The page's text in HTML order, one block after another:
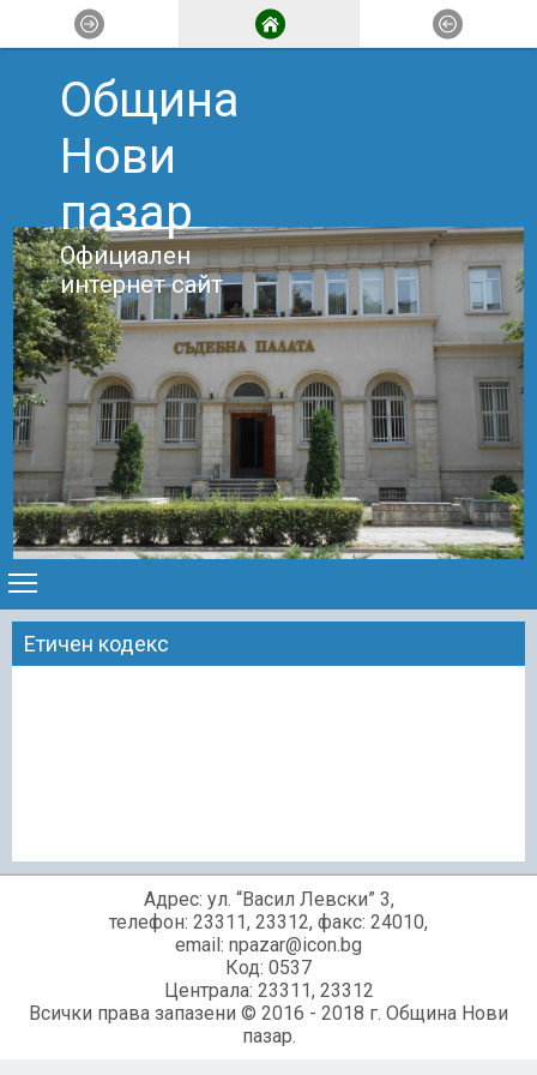
Община
Нови
пазар
Официален
интернет сайт
Етичен кодекс
Адрес: ул. “Васил Левски” 3,
телефон: 23311, 23312, факс: 24010,
email: npazar@icon.bg
Код: 0537
Централа: 23311, 23312
Всички права запазени © 2016 - 2018 г. Община Нови
пазар.